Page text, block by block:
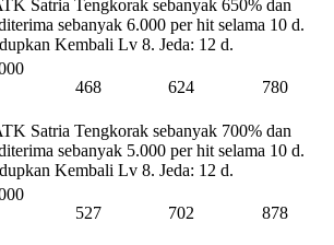
Satria Tengkorak sebanyak 650% dan
sebanyak 6.000 per hit selama 10 d.
Kembali Lv 8. Jeda: 12 d.
468 624 780
Satria Tengkorak sebanyak 700% dan
sebanyak 5.000 per hit selama 10 d.
Kembali Lv 8. Jeda: 12 d.
527 702 878